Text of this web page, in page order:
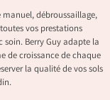
manuel, débroussaillage,
vos prestations
soin. Berry Guy adapte la
de croissance de chaque
la qualité de vos sols